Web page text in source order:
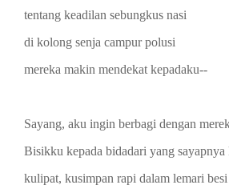
tentang keadilan sebungkus nasi
di kolong senja campur polusi
mereka makin mendekat kepadaku--
Sayang, aku ingin berbagi dengan
Bisikku kepada bidadari yang sayapnya
kulipat, kusimpan rapi dalam lemari besi